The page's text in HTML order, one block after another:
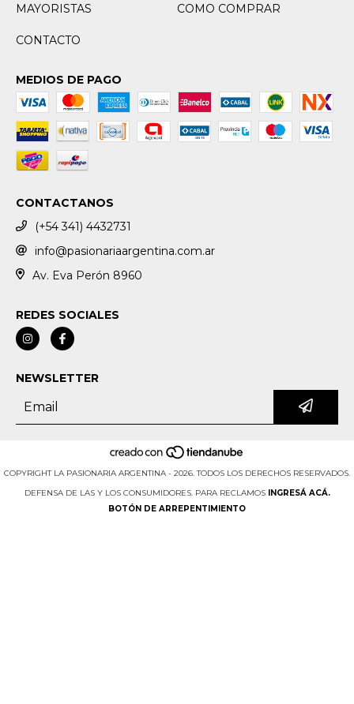
MAYORISTAS COMO COMPRAR
CONTACTO
MEDIOS DE PAGO
CONTACTANOS
(+54 341) 4432731
info@pasionariaargentina.com.ar
Av. Eva Perón 8960
REDES SOCIALES
NEWSLETTER
COPYRIGHT LA PASIONARIA ARGENTINA - 2026. TODOS LOS DERECHOS RESERVADOS.
DEFENSA DE LAS Y LOS CONSUMIDORES. PARA RECLAMOS INGRESÁ ACÁ.
BOTÓN DE ARREPENTIMIENTO